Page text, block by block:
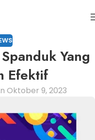
Yang
Efektif
Oktober 9, 2023